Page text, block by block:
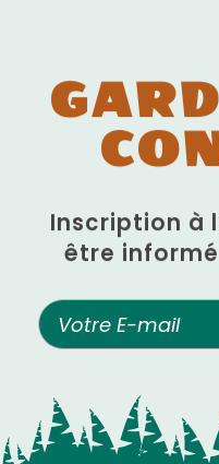
Inscription à
être